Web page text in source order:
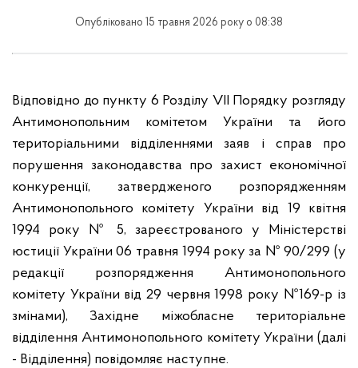
Опубліковано 15 травня 2026 року о 08:38
Відповідно до пункту 6 Розділу VII Порядку розгляду
Антимонопольним комітетом України та його
територіальними відділеннями заяв і справ про
порушення законодавства про захист економічної
конкуренції, затвердженого розпорядженням
Антимонопольного комітету України від 19 квітня
1994 року № 5, зареєстрованого у Міністерстві
юстиції України 06 травня 1994 року за № 90/299 (у
редакції розпорядження Антимонопольного
комітету України від 29 червня 1998 року №169-р із
змінами), Західне міжобласне територіальне
відділення Антимонопольного комітету України (далі
- Відділення) повідомляє наступне.